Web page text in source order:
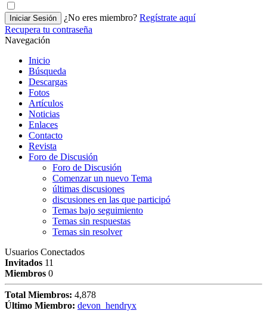
Iniciar Sesión ¿No eres miembro? Regístrate aquí
Recupera tu contraseña
Navegación
Inicio
Búsqueda
Descargas
Fotos
Artículos
Noticias
Enlaces
Contacto
Revista
Foro de Discusión
Foro de Discusión
Comenzar un nuevo Tema
últimas discusiones
discusiones en las que participó
Temas bajo seguimiento
Temas sin respuestas
Temas sin resolver
Usuarios Conectados
Invitados 11
Miembros 0
Total Miembros: 4,878
Último Miembro: devon_hendryx